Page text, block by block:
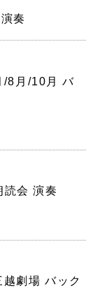
奏
/8月/10月 バ
会 演奏
劇場 バック